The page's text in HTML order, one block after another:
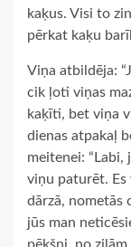
kaķus. Visi to
pērkat kaķu
Viņa atbildēja:
cik ļoti viņas
kaķīti, bet viņa
dienas atpakaļ
meitenei: “Labi,
viņu paturēt. Es
dārzā, nometās
jūs man
pēkšņi, no